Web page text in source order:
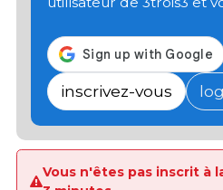
inscrivez-vous
Vous n'êtes pas inscrit à